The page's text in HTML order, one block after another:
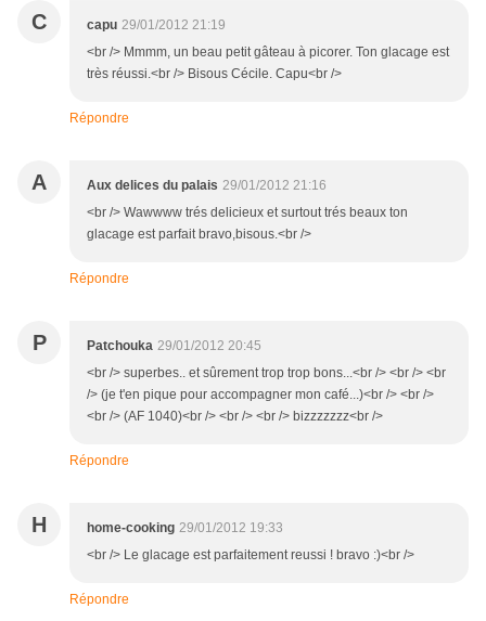
C capu 29/01/2012 21:19
<br /> Mmmm, un beau petit gâteau à picorer. Ton glacage est
très réussi.<br /> Bisous Cécile. Capu<br />
Répondre
A Aux delices du palais 29/01/2012 21:16
<br /> Wawwww trés delicieux et surtout trés beaux ton
glacage est parfait bravo,bisous.<br />
Répondre
P Patchouka 29/01/2012 20:45
<br /> superbes.. et sûrement trop trop bons...<br /> <br /> <br
/> (je t'en pique pour accompagner mon café...)<br /> <br />
<br /> (AF 1040)<br /> <br /> <br /> bizzzzzzz<br />
Répondre
H home-cooking 29/01/2012 19:33
<br /> Le glacage est parfaitement reussi ! bravo :)<br />
Répondre